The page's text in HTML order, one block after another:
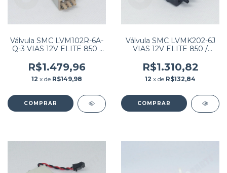
Válvula SMC LVM102R-6A-
Q-3 VIAS 12V ELITE 850 /
R$1.479,96
12 x de R$149,98
Válvula SMC LVMK202-6J
VIAS 12V ELITE 850 /
R$1.310,82
12 x de R$132,84